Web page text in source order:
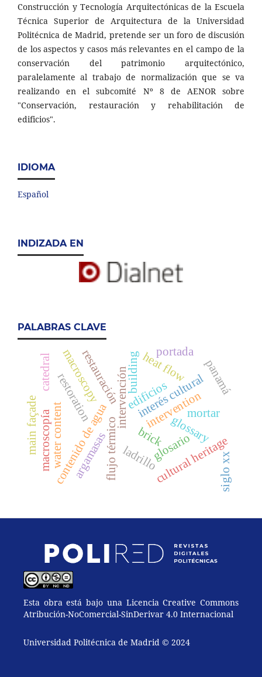
Construcción y Tecnología Arquitectónicas de la Escuela
Técnica Superior de Arquitectura de la Universidad
Politécnica de Madrid, pretende ser un foro de discusión
de los aspectos y casos más relevantes en el campo de la
conservación del patrimonio arquitectónico,
paralelamente al trabajo de normalización que se va
realizando en el subcomité Nº 8 de AENOR sobre
"Conservación, restauración y rehabilitación de
edificios".
IDIOMA
Español
INDIZADA EN
PALABRAS CLAVE
glosario
intervenciónedificios
interés cultural
glossary
intervention
building
cultural heritage
ladrillo
contenido de aguaflujo térmico
restauración
brick
water content
heat flow
restoration
argamasas
macroscopía mortar
macroscopy portada
main façade
siglo xx
catedral panamá
Esta obra está bajo una Licencia Creative Commons
Atribución-NoComercial-SinDerivar 4.0 Internacional
Universidad Politécnica de Madrid © 2024